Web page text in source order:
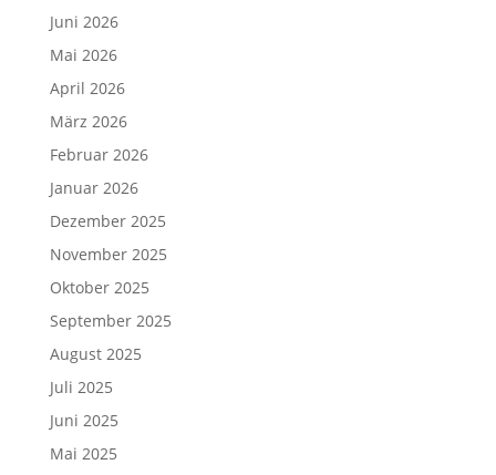
Juni 2026
Mai 2026
April 2026
März 2026
Februar 2026
Januar 2026
Dezember 2025
November 2025
Oktober 2025
September 2025
August 2025
Juli 2025
Juni 2025
Mai 2025